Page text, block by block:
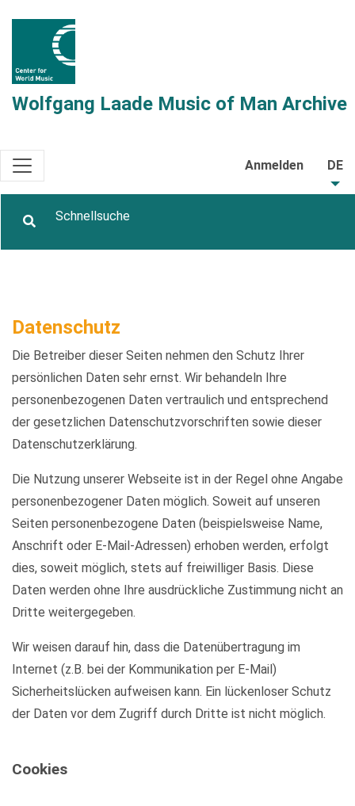
Wolfgang Laade Music of Man Archive
Anmelden DE
Datenschutz
Die Betreiber dieser Seiten nehmen den Schutz Ihrer
persönlichen Daten sehr ernst. Wir behandeln Ihre
personenbezogenen Daten vertraulich und entsprechend
der gesetzlichen Datenschutzvorschriften sowie dieser
Datenschutzerklärung.
Die Nutzung unserer Webseite ist in der Regel ohne Angabe
personenbezogener Daten möglich. Soweit auf unseren
Seiten personenbezogene Daten (beispielsweise Name,
Anschrift oder E-Mail-Adressen) erhoben werden, erfolgt
dies, soweit möglich, stets auf freiwilliger Basis. Diese
Daten werden ohne Ihre ausdrückliche Zustimmung nicht an
Dritte weitergegeben.
Wir weisen darauf hin, dass die Datenübertragung im
Internet (z.B. bei der Kommunikation per E-Mail)
Sicherheitslücken aufweisen kann. Ein lückenloser Schutz
der Daten vor dem Zugriff durch Dritte ist nicht möglich.
Cookies